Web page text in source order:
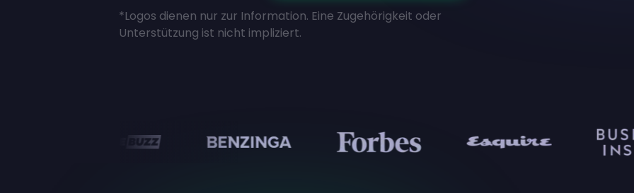
*Logos dienen nur zur Information. Eine Zugehörigkeit oder
Unterstützung ist nicht impliziert.